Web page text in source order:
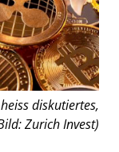
diskutiertes,
Zurich Invest)